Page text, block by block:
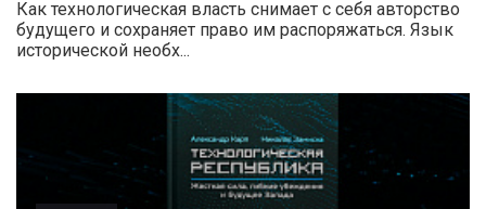
Как технологическая власть снимает с себя авторство
будущего и сохраняет право им распоряжаться. Язык
исторической необх...